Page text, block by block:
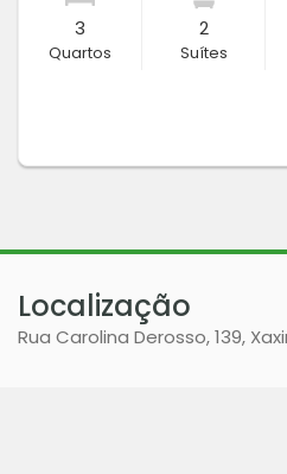
3
Quartos
2
Suítes
Localização
Rua Carolina Derosso, 139,